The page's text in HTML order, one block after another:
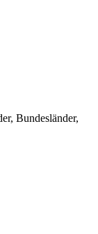
Bundesländer,